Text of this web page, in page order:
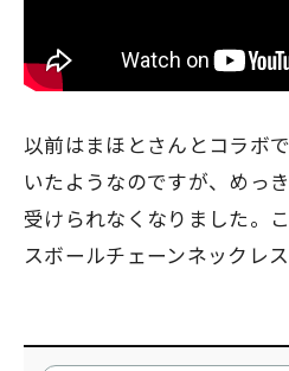
以前はまほとさんとコラボ
いたようなのですが、めっ
受けられなくなりました。
スボールチェーンネックレ